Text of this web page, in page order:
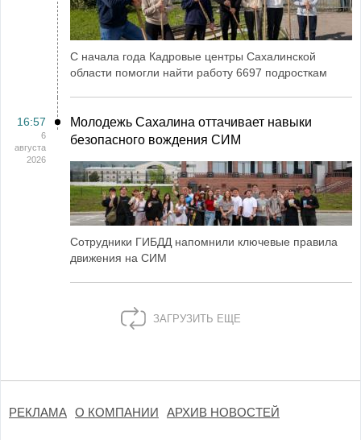
С начала года Кадровые центры Сахалинской
области помогли найти работу 6697 подросткам
16:57
6
августа
2026
Молодежь Сахалина оттачивает навыки
безопасного вождения СИМ
Сотрудники ГИБДД напомнили ключевые правила
движения на СИМ
ЗАГРУЗИТЬ ЕЩЕ
РЕКЛАМА О КОМПАНИИ АРХИВ НОВОСТЕЙ